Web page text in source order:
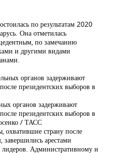
по результатам 2020
Она отметилась
по замечанию
и другими видами
органов задерживают
президентских выборов в
/ ТАСС
охватившие страну после
завершились арестами
Административному и